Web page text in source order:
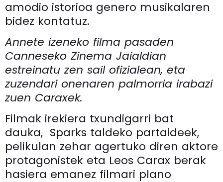
amodio istorioa genero musikalaren
bidez kontatuz.
Annete izeneko filma pasaden
Canneseko Zinema Jaialdian
estreinatu zen sail ofizialean, eta
zuzendari onenaren palmorria irabazi
zuen Caraxek.
Filmak irekiera txundigarri bat
dauka, Sparks taldeko partaideek,
pelikulan zehar agertuko diren aktore
protagonistek eta Leos Carax berak
hasiera emanez filmari plano